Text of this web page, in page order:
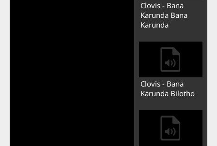
Clovis - Bana
Karunda Bana
Karunda
Clovis - Bana
Karunda Bilotho